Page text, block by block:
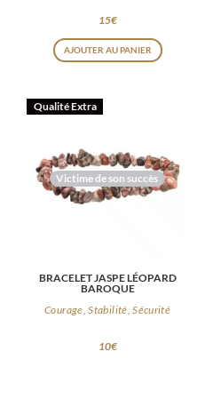
15€
AJOUTER AU PANIER
Victime de son succès
Qualité Extra
BRACELET JASPE LÉOPARD
BAROQUE
Courage, Stabilité, Sécurité
10€